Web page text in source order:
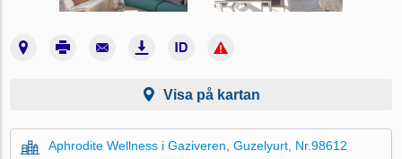
Visa på kartan
Aphrodite Wellness i Gaziveren, Guzelyurt, Nr.98612